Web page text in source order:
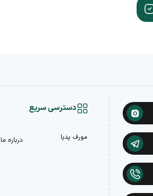
دسترسی سریع
مورف پدیا درباره ما